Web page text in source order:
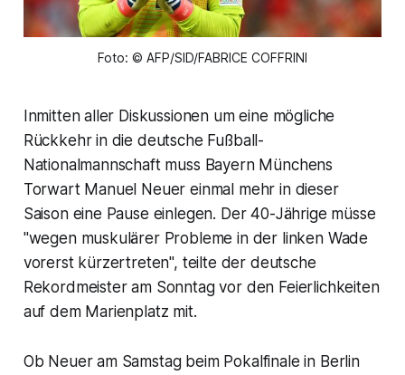
Foto: © AFP/SID/FABRICE COFFRINI
Inmitten aller Diskussionen um eine mögliche
Rückkehr in die deutsche Fußball-
Nationalmannschaft muss Bayern Münchens
Torwart Manuel Neuer einmal mehr in dieser
Saison eine Pause einlegen. Der 40-Jährige müsse
"wegen muskulärer Probleme in der linken Wade
vorerst kürzertreten", teilte der deutsche
Rekordmeister am Sonntag vor den Feierlichkeiten
auf dem Marienplatz mit.
Ob Neuer am Samstag beim Pokalfinale in Berlin